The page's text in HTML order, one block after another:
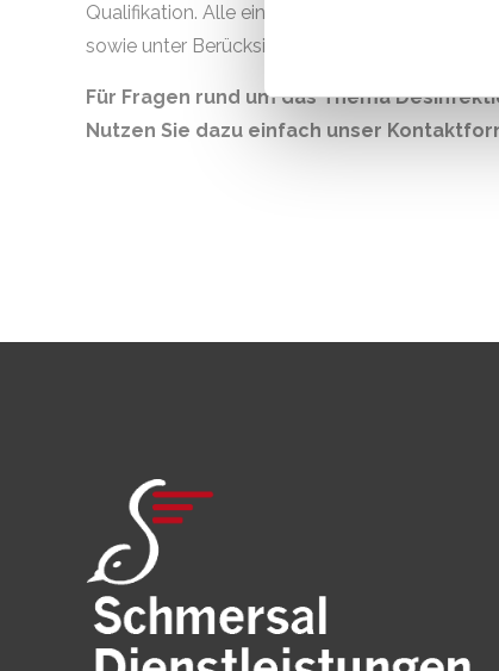
Qualifikation. Alle eingeleiteten Maßnahmen
sowie unter Berücksichtigung der RKI (Robert-
Für Fragen rund um das Thema
Nutzen Sie dazu einfach unser